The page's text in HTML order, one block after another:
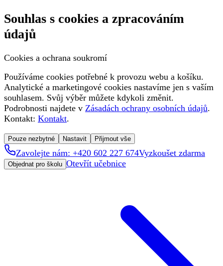
Souhlas s cookies a zpracováním
údajů
Cookies a ochrana soukromí
Používáme cookies potřebné k provozu webu a košíku.
Analytické a marketingové cookies nastavíme jen s vaším
souhlasem. Svůj výběr můžete kdykoli změnit.
Podrobnosti najdete v Zásadách ochrany osobních údajů.
Kontakt: Kontakt.
Pouze nezbytné Nastavit Přijmout vše
Zavolejte nám: +420 602 227 674Vyzkoušet zdarma
Objednat pro školu Otevřít učebnice